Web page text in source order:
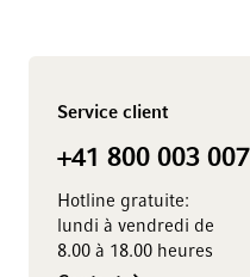
Service client
+41 800 003 007
Hotline gratuite:
lundi à vendredi de
8.00 à 18.00 heures